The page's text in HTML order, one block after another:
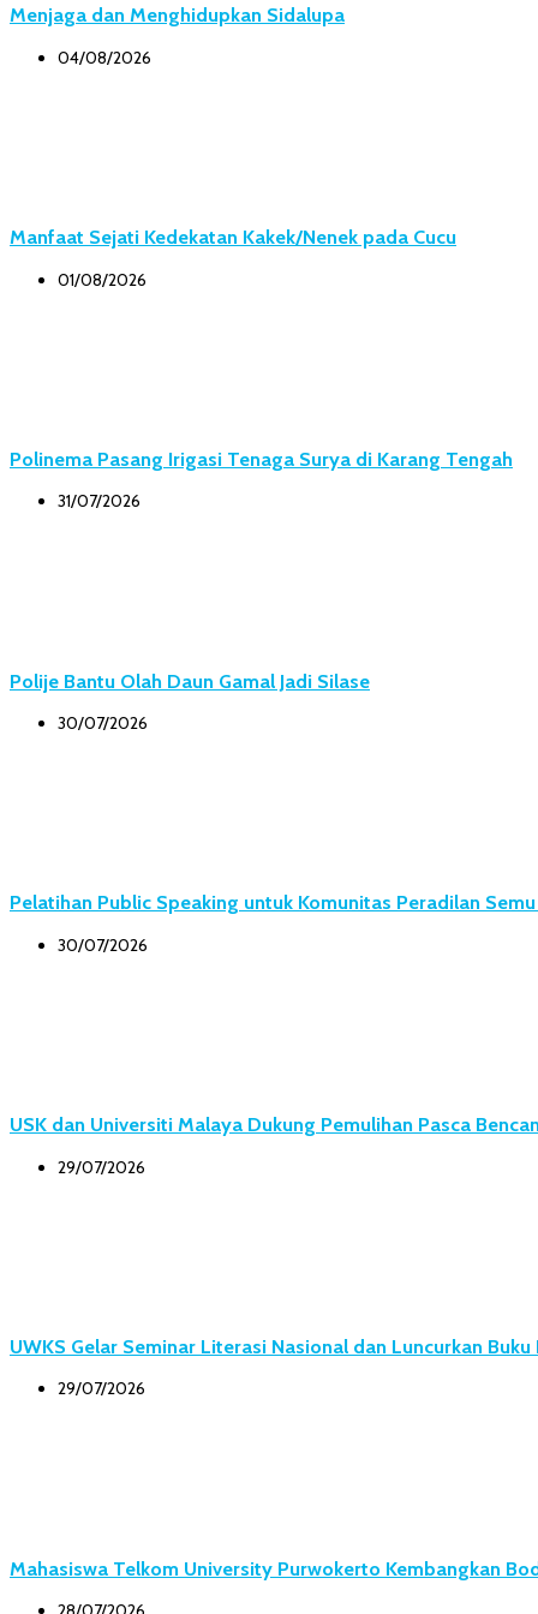
Menjaga dan Menghidupkan Sidalupa
04/08/2026
Manfaat Sejati Kedekatan Kakek/Nenek pada Cucu
01/08/2026
Polinema Pasang Irigasi Tenaga Surya di Karang Tengah
31/07/2026
Polije Bantu Olah Daun Gamal Jadi Silase
30/07/2026
Pelatihan Public Speaking untuk Komunitas Peradilan
30/07/2026
USK dan Universiti Malaya Dukung Pemulihan Pasca
29/07/2026
UWKS Gelar Seminar Literasi Nasional dan Luncurkan
29/07/2026
Mahasiswa Telkom University Purwokerto Kembangkan